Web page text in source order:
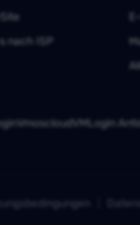
nach ISP
Vmoscloud VMLogin